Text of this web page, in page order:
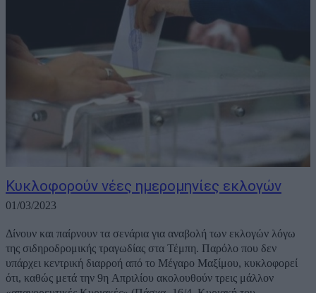
Κυκλοφορούν νέες ημερομηνίες εκλογών
01/03/2023
Δίνουν και παίρνουν τα σενάρια για αναβολή των εκλογών λόγω
της σιδηροδρομικής τραγωδίας στα Τέμπη. Παρόλο που δεν
υπάρχει κεντρική διαρροή από το Μέγαρο Μαξίμου, κυκλοφορεί
ότι, καθώς μετά την 9η Απριλίου ακολουθούν τρεις μάλλον